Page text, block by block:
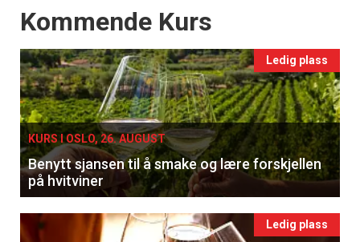
×
Få ukentlige nyhetsbrev fra
Apéritif
Vi tilbyr flere ukentlige nyhetsbrev. Du
kan fritt velge hvilke du ønsker å få
Events
Kommende Kurs
Ledig plass
KURS I OSLO, 26. AUGUST
Benytt sjansen til å smake og lære forskjellen
på hvitviner
Ledig plass